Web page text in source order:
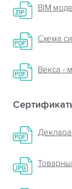
BIM
Схема
Векса -